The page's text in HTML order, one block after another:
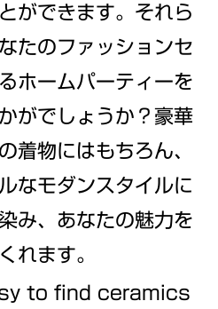
ができます。それら
たのファッションセ
ホームパーティーを
がでしょうか？豪華
着物にはもちろん、
なモダンスタイルに
み、あなたの魅力を
れます。
to find ceramics